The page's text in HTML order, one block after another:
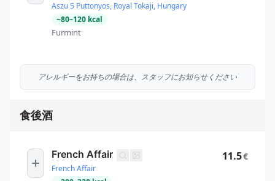
Aszu 5 Puttonyos, Royal Tokaji, Hungary
~80–120 kcal
Furmint
アレルギーをお持ちの場合は、スタッフにお知らせください
食後酒
French Affair
French Affair
11.5€